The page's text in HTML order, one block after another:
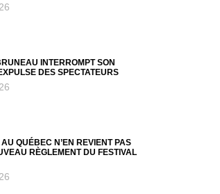
INTERROMPT SON
DES SPECTATEURS
QUÉBEC N’EN REVIENT PAS
RÈGLEMENT DU FESTIVAL